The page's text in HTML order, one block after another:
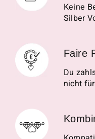
Keine
Silber
Faire
Du
nicht